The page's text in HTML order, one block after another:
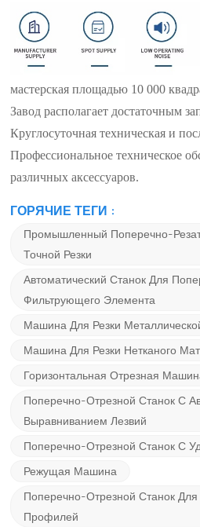
мастерская площадью 10 000
Завод располагает достаточным
Круглосуточная техническая и
Профессиональное техническое
различных аксессуаров.
ГОРЯЧИЕ ТЕГИ :
Промышленный Поперечно-
Точной Резки
Автоматический Станок Для
Фильтрующего Элемента
Машина Для Резки
Машина Для Резки Нетканого
Горизонтальная Отрезная
Поперечно-Отрезной Станок С
Выравниванием Лезвий
Поперечно-Отрезной Станок С
Режущая Машина
Поперечно-Отрезной Станок Для
Профилей